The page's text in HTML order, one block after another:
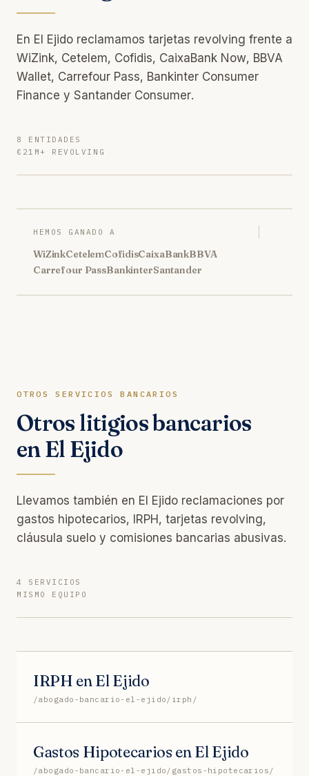
En El Ejido reclamamos tarjetas revolving frente a
WiZink, Cetelem, Cofidis, CaixaBank Now, BBVA
Wallet, Carrefour Pass, Bankinter Consumer
Finance y Santander Consumer.
8 ENTIDADES
€21M+ REVOLVING
HEMOS GANADO A
WiZinkCetelemCofidisCaixaBankBBVA
Carrefour PassBankinterSantander
OTROS SERVICIOS BANCARIOS
Otros litigios bancarios
en El Ejido
Llevamos también en El Ejido reclamaciones por
gastos hipotecarios, IRPH, tarjetas revolving,
cláusula suelo y comisiones bancarias abusivas.
4 SERVICIOS
MISMO EQUIPO
IRPH en El Ejido
/abogado-bancario-el-ejido/irph/
Gastos Hipotecarios en El Ejido
/abogado-bancario-el-ejido/gastos-hipotecarios/